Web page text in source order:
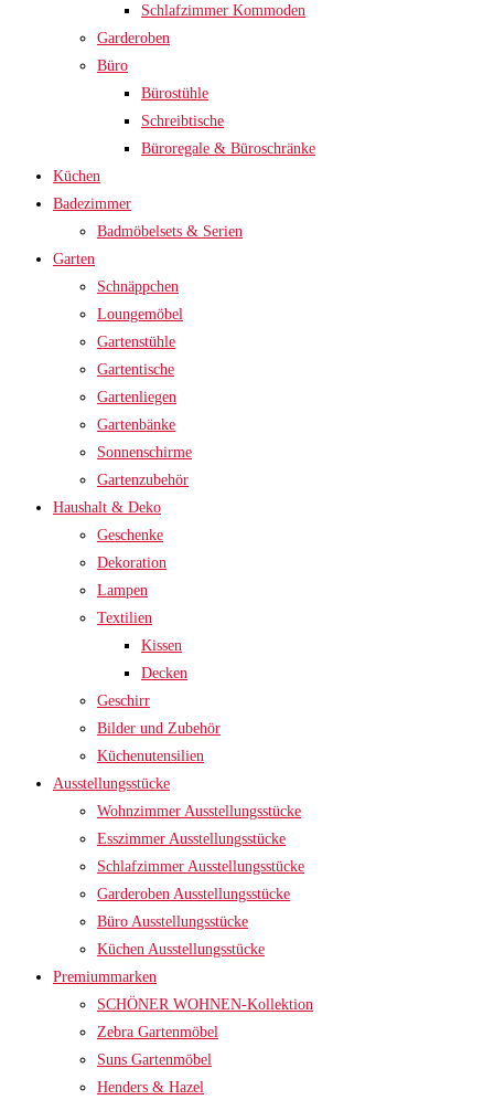
Schlafzimmer Kommoden
Garderoben
Büro
Bürostühle
Schreibtische
Büroregale & Büroschränke
Küchen
Badezimmer
Badmöbelsets & Serien
Garten
Schnäppchen
Loungemöbel
Gartenstühle
Gartentische
Gartenliegen
Gartenbänke
Sonnenschirme
Gartenzubehör
Haushalt & Deko
Geschenke
Dekoration
Lampen
Textilien
Kissen
Decken
Geschirr
Bilder und Zubehör
Küchenutensilien
Ausstellungsstücke
Wohnzimmer Ausstellungsstücke
Esszimmer Ausstellungsstücke
Schlafzimmer Ausstellungsstücke
Garderoben Ausstellungsstücke
Büro Ausstellungsstücke
Küchen Ausstellungsstücke
Premiummarken
SCHÖNER WOHNEN-Kollektion
Zebra Gartenmöbel
Suns Gartenmöbel
Henders & Hazel